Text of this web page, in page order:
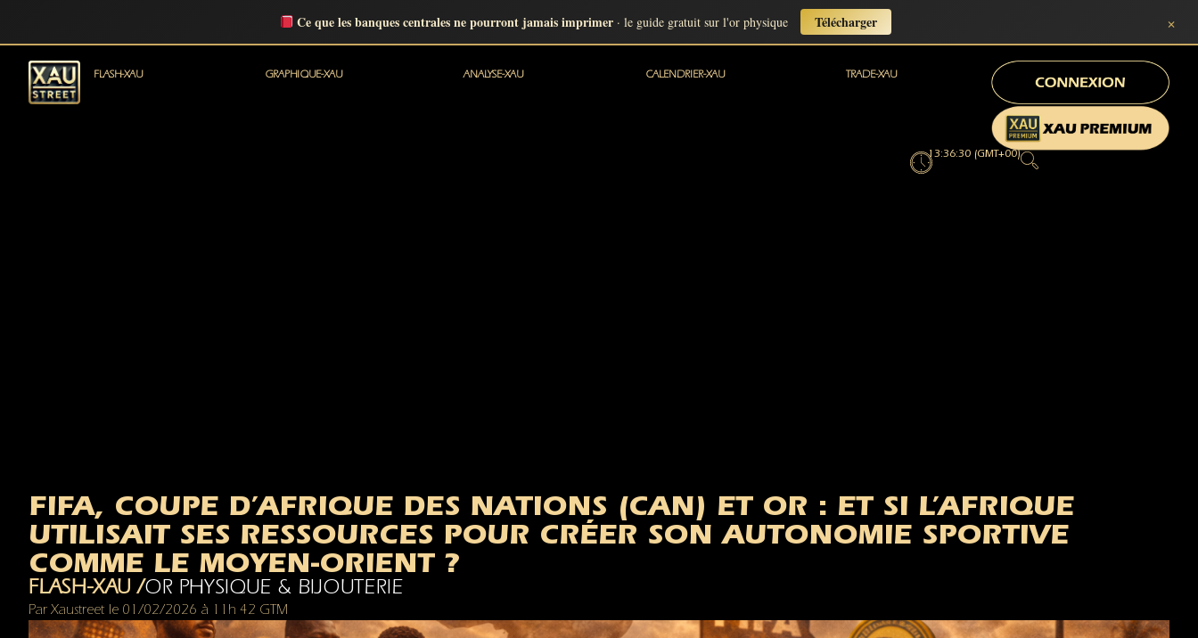
Ce que les banques centrales ne pourront jamais imprimer · le guide gratuit sur l'or physique Télécharger ×
FLASH-XAU GRAPHIQUE-XAU ANALYSE-XAU CALENDRIER-XAU TRADE-XAU
13:36:32 (GMT+00)
FIFA, COUPE D’AFRIQUE DES NATIONS (CAN) ET OR : ET SI L’AFRIQUE
UTILISAIT SES RESSOURCES POUR CRÉER SON AUTONOMIE SPORTIVE
COMME LE MOYEN-ORIENT ?
FLASH-XAU /OR PHYSIQUE & BIJOUTERIE
Par Xaustreet le 01/02/2026 à 11h 42 GTM